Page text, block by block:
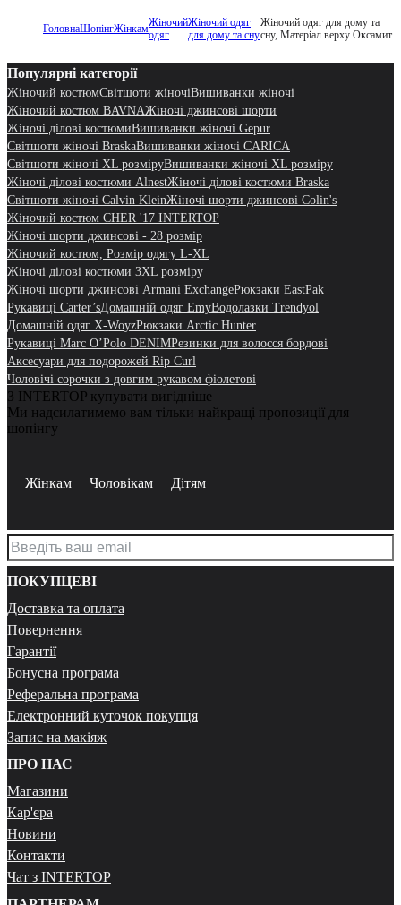
ГоловнаШопінгЖінкамЖіночий
одяг
Жіночий одяг
для дому та сну
Жіночий одяг для дому та
сну, Матеріал верху Оксамит
Популярні категорії
Жіночий костюмСвітшоти жіночіВишиванки жіночі
Жіночий костюм BAVNAЖіночі джинсові шорти
Жіночі ділові костюмиВишиванки жіночі Gepur
Світшоти жіночі BraskaВишиванки жіночі CARICA
Світшоти жіночі XL розміруВишиванки жіночі XL розміру
Жіночі ділові костюми AlnestЖіночі ділові костюми Braska
Світшоти жіночі Calvin KleinЖіночі шорти джинсові Colin's
Жіночий костюм CHER '17 INTERTOP
Жіночі шорти джинсові - 28 розмір
Жіночий костюм, Розмір одягу L-XL
Жіночі ділові костюми 3XL розміру
Жіночі шорти джинсові Armani ExchangeРюкзаки EastPak
Рукавиці Carter’sДомашній одяг EmyВодолазки Trendyol
Домашній одяг X-WoyzРюкзаки Arctic Hunter
Рукавиці Marc O’Polo DENIMРезинки для волосся бордові
Аксесуари для подорожей Rip Curl
Чоловічі сорочки з довгим рукавом фіолетові
З INTERTOP купувати вигідніше
Ми надсилатимемо вам тільки найкращі пропозиції для
шопінгу
Жінкам Чоловікам Дітям
ПОКУПЦЕВІ
Доставка та оплата
Повернення
Гарантії
Бонусна програма
Реферальна програма
Електронний куточок покупця
Запис на макіяж
ПРО НАС
Магазини
Кар'єра
Новини
Контакти
Чат з INTERTOP